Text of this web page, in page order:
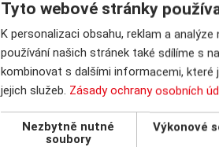
Tyto webové stránky
K personalizaci obsahu, reklam a
používání našich stránek také sdílíme s
kombinovat s dalšími informacemi,
jejich služeb. Zásady ochrany osobních
Nezbytně nutné
soubory
Výkonové